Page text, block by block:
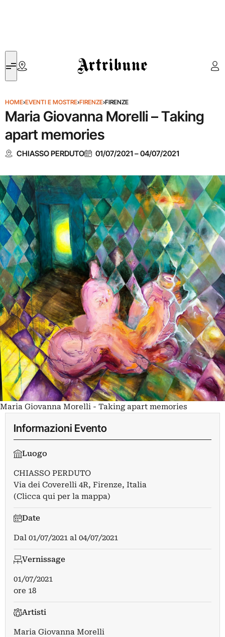
Artribune
HOME›EVENTI E MOSTRE›FIRENZE›FIRENZE
Maria Giovanna Morelli – Taking
apart memories
CHIASSO PERDUTO 01/07/2021 –04/07/2021
Maria Giovanna Morelli - Taking apart memories
Informazioni Evento
Luogo
CHIASSO PERDUTO
Via dei Coverelli 4R, Firenze, Italia
(Clicca qui per la mappa)
Date
Dal 01/07/2021 al 04/07/2021
Vernissage
01/07/2021
ore 18
Artisti
Maria Giovanna Morelli